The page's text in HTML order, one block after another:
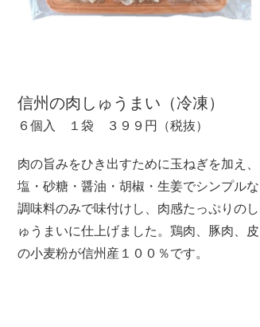
信州の肉しゅうまい（冷凍）
６個入 １袋 ３９９円（税抜）
肉の旨みをひき出すために玉ねぎを加え、
塩・砂糖・醤油・胡椒・生姜でシンプルな
調味料のみで味付けし、肉感たっぷりのし
ゅうまいに仕上げました。鶏肉、豚肉、皮
の小麦粉が信州産１００％です。